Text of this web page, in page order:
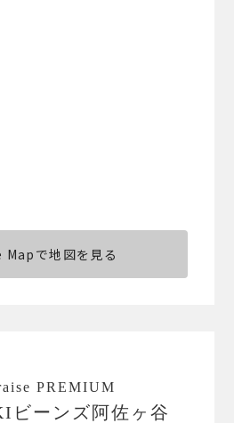
で地図を見る
PREMIUM
ビーンズ阿佐ヶ谷